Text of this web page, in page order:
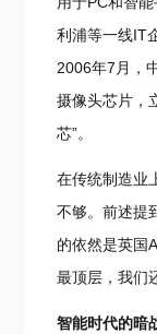
利浦等一线IT
2006年7月，
摄像头芯片，
芯”。
在传统制造业
不够。前述提
的依然是英国
最顶层，我们
智能时代的暗